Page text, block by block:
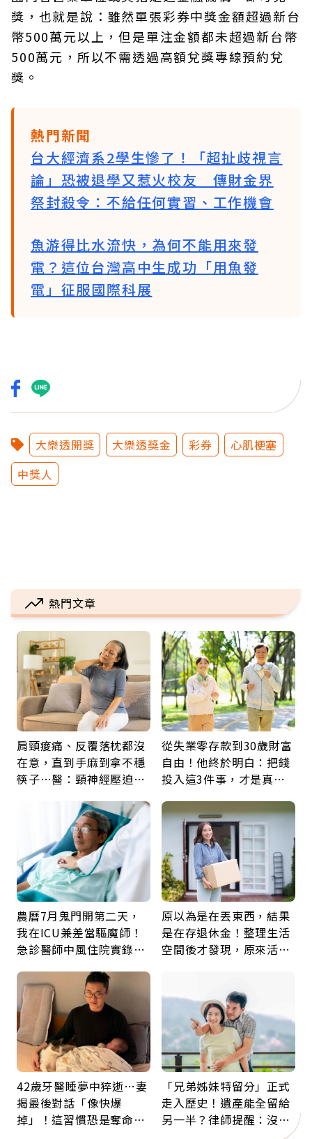
獎，也就是說：雖然單張彩券中獎金額超過新台
幣500萬元以上，但是單注金額都未超過新台幣
500萬元，所以不需透過高額兌獎專線預約兌
獎。
熱門新聞
台大經濟系2學生慘了！「超扯歧視言
論」恐被退學又惹火校友 傳財金界
祭封殺令：不給任何實習、工作機會
魚游得比水流快，為何不能用來發
電？這位台灣高中生成功「用魚發
電」征服國際科展
大樂透開獎 大樂透獎金 彩券
心肌梗塞
中獎人
熱門文章
肩頸痠痛、反覆落枕都沒
在意，直到手麻到拿不穩
筷子…醫：頸神經壓迫上
從失業零存款到30歲財富
自由！他終於明白：把錢
投入這3件事，才是真正
農曆7月鬼門開第二天，
我在ICU兼差當驅魔師！
急診醫師中風住院實錄：
原以為是在丟東西，結果
是在存退休金！整理生活
空間後才發現，原來活得
42歲牙醫睡夢中猝逝…妻
揭最後對話「像快爆
掉」！這習慣恐是奪命原
「兄弟姊妹特留分」正式
走入歷史！遺產能全留給
另一半？律師提醒：沒做